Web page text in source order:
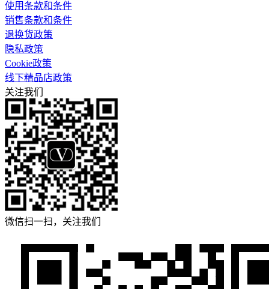
使用条款和条件
销售条款和条件
退换货政策
隐私政策
Cookie政策
线下精品店政策
关注我们
微信扫一扫，关注我们